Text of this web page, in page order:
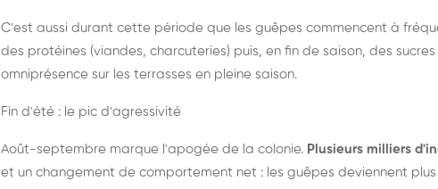
C'est aussi durant cette période que les guêpes commencent à
des protéines (viandes, charcuteries) puis, en fin de saison, des
omniprésence sur les terrasses en pleine saison.
Fin d'été : le pic d'agressivité
Août-septembre marque l'apogée de la colonie. Plusieurs milliers
et un changement de comportement net : les guêpes deviennent